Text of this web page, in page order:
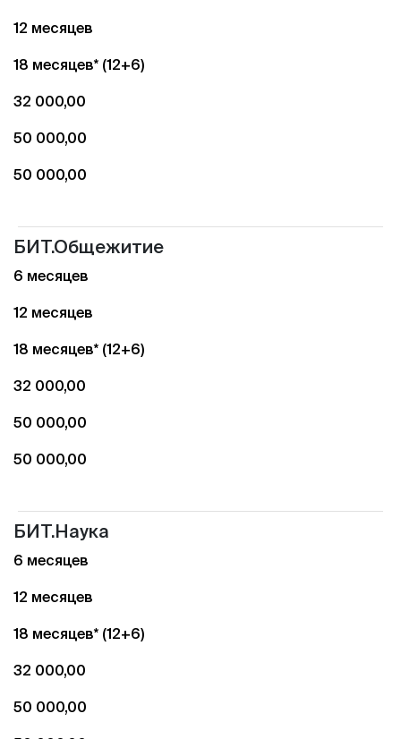
12 месяцев
18 месяцев* (12+6)
32 000,00
50 000,00
50 000,00
БИТ.Общежитие
6 месяцев
12 месяцев
18 месяцев* (12+6)
32 000,00
50 000,00
50 000,00
БИТ.Наука
6 месяцев
12 месяцев
18 месяцев* (12+6)
32 000,00
50 000,00